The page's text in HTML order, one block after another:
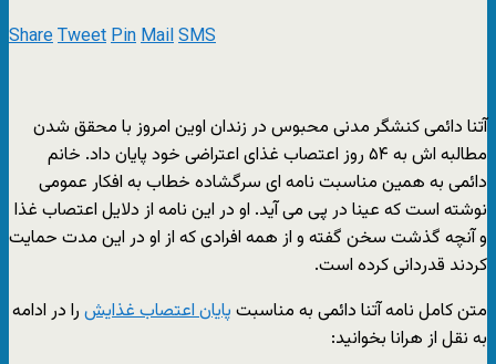
ShareTweetPinMailSMS
آتنا دائمی کنشگر مدنی محبوس در زندان اوین امروز با محقق شدن
مطالبه اش به ۵۴ روز اعتصاب غذای اعتراضی خود پایان داد. خانم
دائمی به همین مناسبت نامه ای سرگشاده خطاب به افکار عمومی
نوشته است که عینا در پی می آید. او در این نامه از دلایل اعتصاب غذا
و آنچه گذشت سخن گفته و از همه افرادی که از او در این مدت حمایت
کردند قدردانی کرده است.
متن کامل نامه آتنا دائمی به مناسبت پایان اعتصاب غذایش را در ادامه
به نقل از هرانا بخوانید: